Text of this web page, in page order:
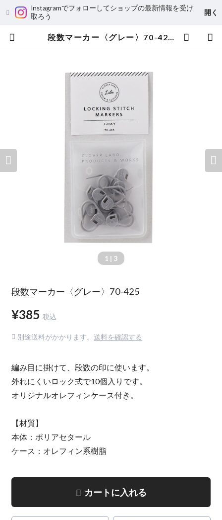
Instagramでフォローしてショップの最新情報を受け
取ろう
開く
段数マーカー〈グレー〉70-425 | CLOVER LABO
1 | 3
段数マーカー〈グレー〉70-425
¥385 税込
別途送料がかかります。 送料を確認する
編み目に掛けて、段数の印に使います。
外れにくいロック式で10個入りです。
オリジナルオレフィンケース付き。
【材質】
本体：ポリアセタール
ケース：オレフィン系樹脂
カートに入れる